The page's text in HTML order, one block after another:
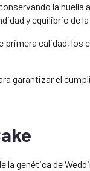
la
y equilibrio de
calidad,
garantizar el
la genética de